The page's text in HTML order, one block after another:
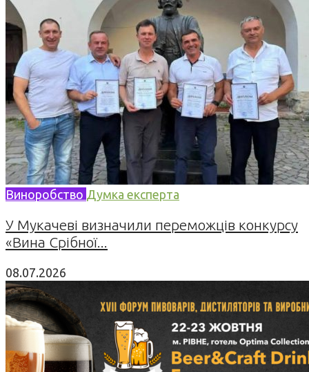
Виноробство Думка експерта
У Мукачеві визначили переможців конкурсу
«Вина Срібної...
08.07.2026